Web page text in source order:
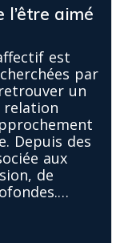
aimé
est
par
un
relation
Depuis des
aux
de